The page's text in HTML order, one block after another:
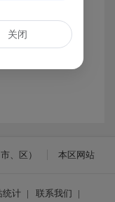
、区） 本区网站
统计 | 联系我们 |
关闭